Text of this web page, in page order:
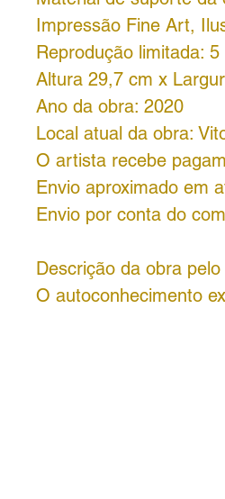
Impressão Fine Art,
Reprodução limitada: 5
Altura 29,7 cm x
Ano da obra: 2020
Local atual da obra:
O artista recebe
Envio aproximado em
Envio por conta do
Descrição da obra
O autoconhecimento